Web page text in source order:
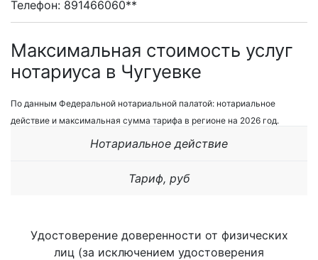
Телефон: 891466060**
Максимальная стоимость услуг
нотариуса в Чугуевке
По данным Федеральной нотариальной палатой: нотариальное
действие и максимальная сумма тарифа в регионе на 2026 год.
Нотариальное действие
Тариф, руб
Удостоверение доверенности от физических
лиц (за исключением удостоверения